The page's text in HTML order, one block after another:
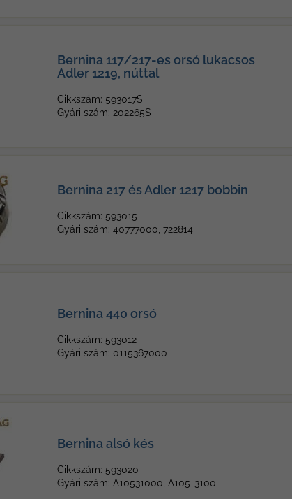
Bernina 117/217-es orsó lukacsos
Adler 1219, núttal
Cikkszám: 593017S
Gyári szám: 202265S
Bernina 217 és Adler 1217 bobbin
Cikkszám: 593015
Gyári szám: 40777000, 722814
Bernina 440 orsó
Cikkszám: 593012
Gyári szám: 0115367000
Bernina alsó kés
Cikkszám: 593020
Gyári szám: A10531000, A105-3100